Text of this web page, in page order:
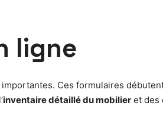
ligne
Ces formulaires
inventaire détaillé du mobilier et des